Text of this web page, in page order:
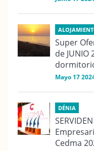
Super
de
Mayo 17
DÉNIA
Cedma